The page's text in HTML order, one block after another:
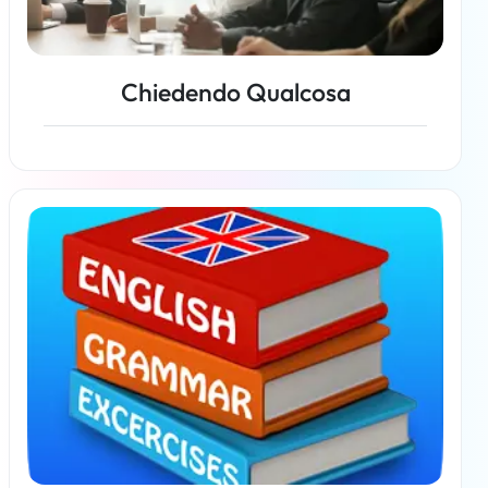
Chiedendo Qualcosa
Per saperne di più